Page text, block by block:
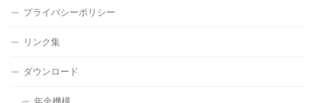
プライバシーポリシー
リンク集
ダウンロード